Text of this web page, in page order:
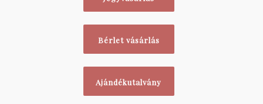
Bérlet vásárlás
Ajándékutalvány